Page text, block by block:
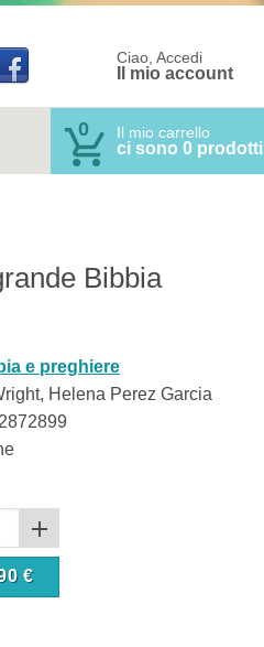
Ciao, Accedi
Il mio account
0 Il mio carrello
ci sono 0 prodotti
Bibbia
e preghiere
Helena Perez Garcia
€